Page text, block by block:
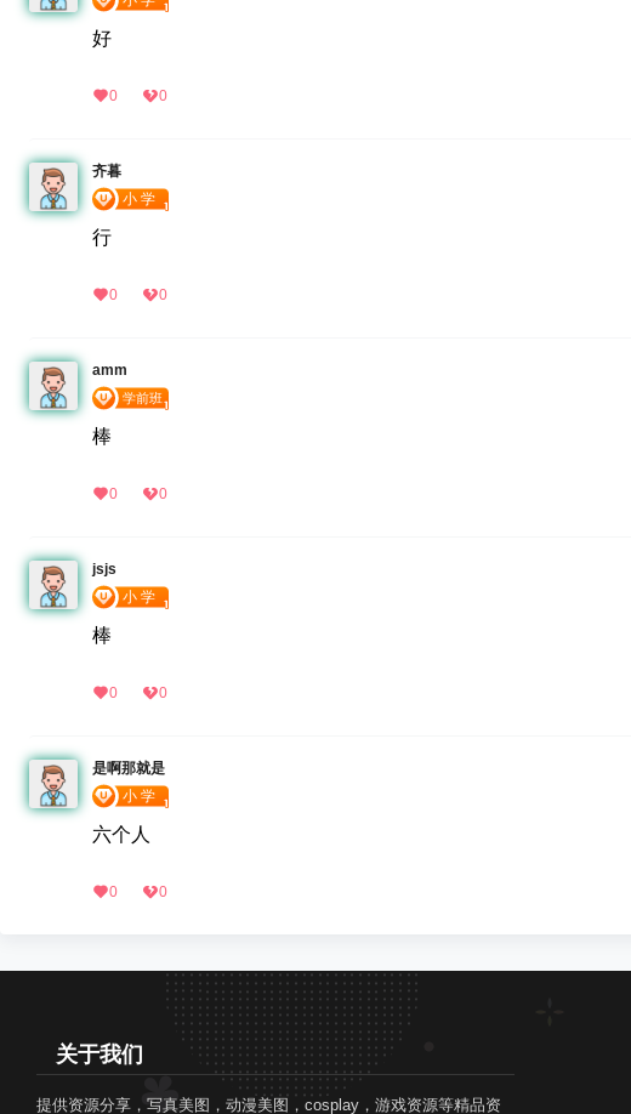
好
0 0
齐暮
行
0 0
amm
棒
0 0
jsjs
棒
0 0
是啊那就是
六个人
0 0
关于我们
提供资源分享，写真美图，动漫美图，cosplay，游戏资源等精品资